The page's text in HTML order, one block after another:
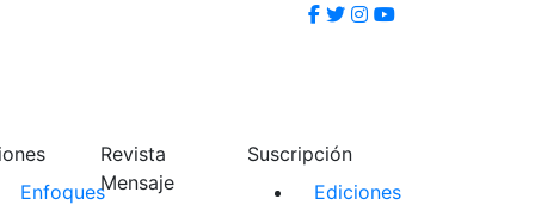
Enfoques
Revista
Mensaje
Suscripción
Ediciones